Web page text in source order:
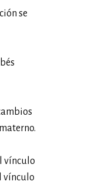
se
vínculo
vínculo